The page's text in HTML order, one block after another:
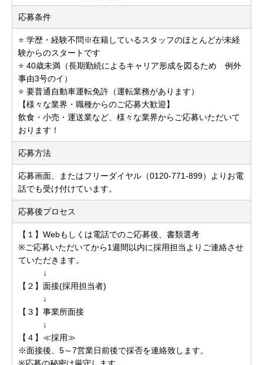
応募条件
⭐ 学歴・経験不問※在籍しているスタッフのほとんどが未経
験からのスタートです
⭐ 40歳未満（長期勤続によるキャリア形成を図るため 例外
事由3号のイ）
⭐ 要普通自動車運転免許（運転業務があります）
【様々な業界・職種からのご応募大歓迎】
飲食・小売・運送業など、様々な業界からご応募いただいて
おります！
応募方法
応募画面、またはフリーダイヤル（0120-771-899）よりお電
話でも受け付けています。
応募後プロセス
【１】Webもしくは電話でのご応募後、書類選考
※ご応募いただいてから1週間以内に採用担当よりご連絡させ
ていただきます。
↓
【２】面接(採用担当者)
↓
【３】事業所面接
↓
【４】≪採用≫
※面接後、5～7営業日前後で採否を連絡致します。